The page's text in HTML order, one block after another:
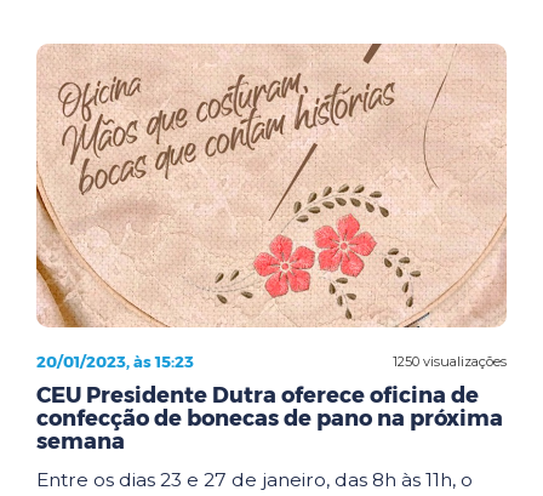
1250 visualizações
20/01/2023, às 15:23
CEU Presidente Dutra oferece oficina de
confecção de bonecas de pano na próxima
semana
Entre os dias 23 e 27 de janeiro, das 8h às 11h, o